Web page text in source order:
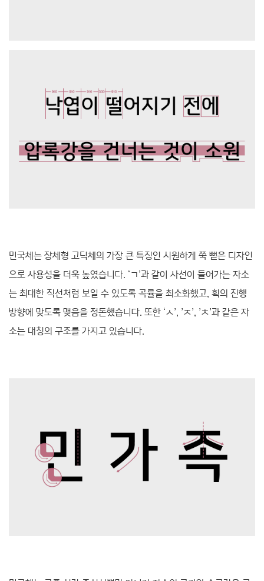
민국체는 장체형 고딕체의 가장 큰 특징인 시원하게 쭉 뻗은 디자인
으로 사용성을 더욱 높였습니다. ‘ㄱ’과 같이 사선이 들어가는 자소
는 최대한 직선처럼 보일 수 있도록 곡률을 최소화했고, 획의 진행
방향에 맞도록 맺음을 정돈했습니다. 또한 ‘ㅅ’, ’ㅈ’, ’ㅊ’과 같은 자
소는 대칭의 구조를 가지고 있습니다.